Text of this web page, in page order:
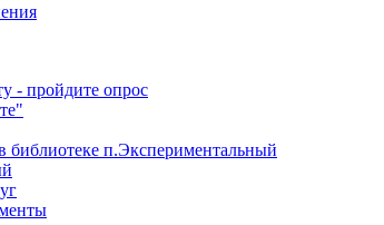
- пройдите опрос
библиотеке п.Экспериментальный